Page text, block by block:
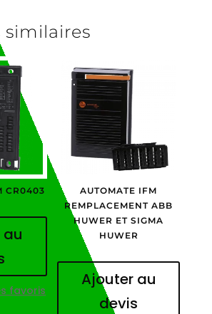
similaires
CR0403
favoris
AUTOMATE IFM
REMPLACEMENT ABB
HUWER ET SIGMA
HUWER
Ajouter au
devis